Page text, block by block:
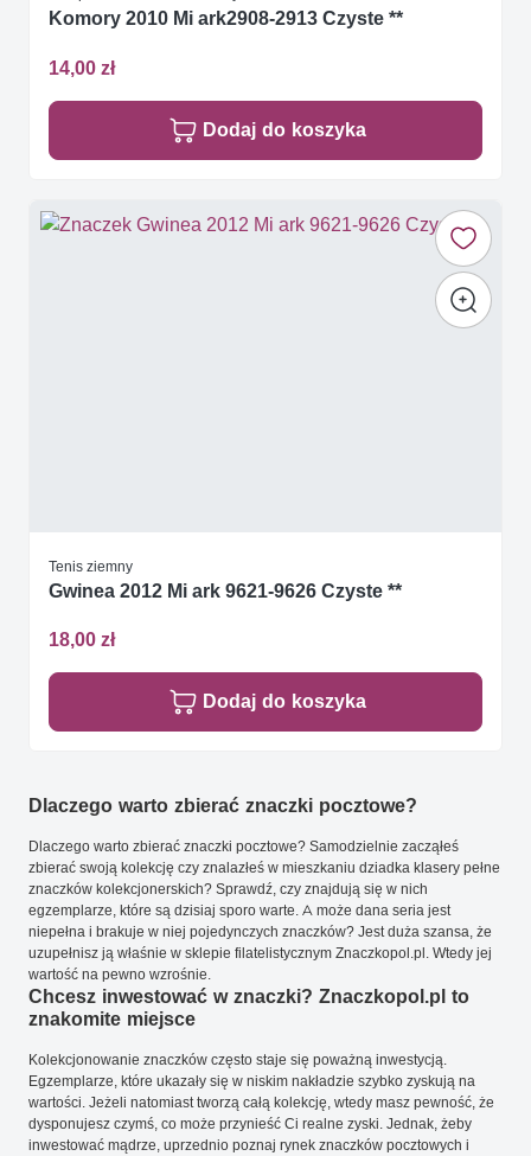
Komory 2010 Mi ark2908-2913 Czyste **
14,00 zł
Dodaj do koszyka
Tenis ziemny
Gwinea 2012 Mi ark 9621-9626 Czyste **
18,00 zł
Dodaj do koszyka
Dlaczego warto zbierać znaczki pocztowe?
Dlaczego warto zbierać znaczki pocztowe? Samodzielnie zacząłeś
zbierać swoją kolekcję czy znalazłeś w mieszkaniu dziadka klasery pełne
znaczków kolekcjonerskich? Sprawdź, czy znajdują się w nich
egzemplarze, które są dzisiaj sporo warte. A może dana seria jest
niepełna i brakuje w niej pojedynczych znaczków? Jest duża szansa, że
uzupełnisz ją właśnie w sklepie filatelistycznym Znaczkopol.pl. Wtedy jej
wartość na pewno wzrośnie.
Chcesz inwestować w znaczki? Znaczkopol.pl to
znakomite miejsce
Kolekcjonowanie znaczków często staje się poważną inwestycją.
Egzemplarze, które ukazały się w niskim nakładzie szybko zyskują na
wartości. Jeżeli natomiast tworzą całą kolekcję, wtedy masz pewność, że
dysponujesz czymś, co może przynieść Ci realne zyski. Jednak, żeby
inwestować mądrze, uprzednio poznaj rynek znaczków pocztowych i